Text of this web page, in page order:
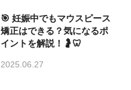
🎯 妊娠中でもマウスピース
矯正はできる？気になるポ
イントを解説！🤰🦷⁠
2025.06.27